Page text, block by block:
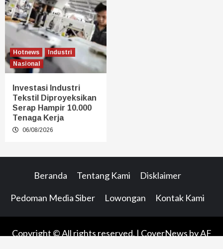
Hotnews
Industri
Nasional
Investasi Industri
Tekstil Diproyeksikan
Serap Hampir 10.000
Tenaga Kerja
06/08/2026
Beranda Tentang Kami Disklaimer
Pedoman Media Siber Lowongan Kontak Kami
Copyright © All rights reserved. | CoverNews by AF